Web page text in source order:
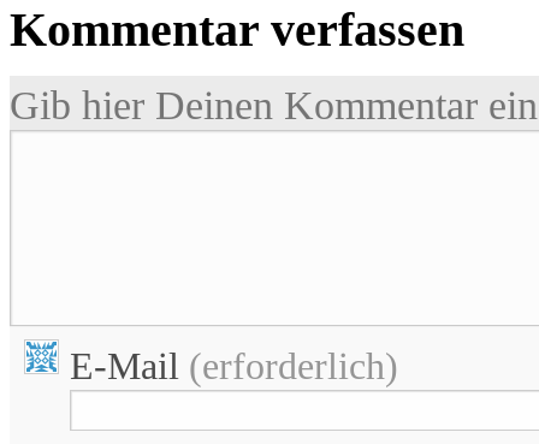
Kommentar verfassen
Gib hier Deinen Kommentar
E-Mail (erforderlich)